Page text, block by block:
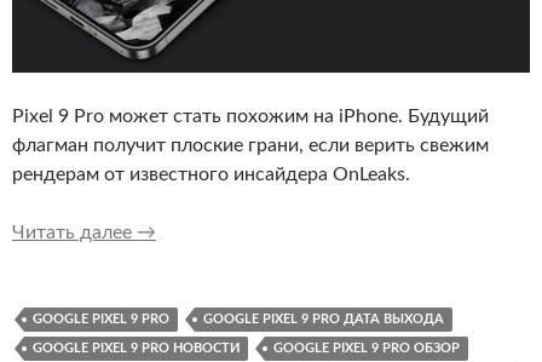
Pixel 9 Pro может стать похожим на iPhone. Будущий
флагман получит плоские грани, если верить свежим
рендерам от известного инсайдера OnLeaks.
Читать далее Появились первые рендеры Pixel 9 Pro
→
GOOGLE PIXEL 9 PRO GOOGLE PIXEL 9 PRO ДАТА ВЫХОДА
GOOGLE PIXEL 9 PRO НОВОСТИ GOOGLE PIXEL 9 PRO ОБЗОР